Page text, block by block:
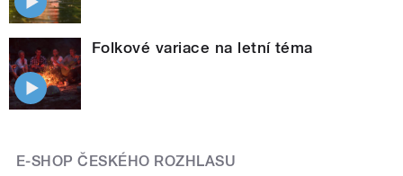
Folkové variace na letní téma
E-SHOP ČESKÉHO ROZHLASU